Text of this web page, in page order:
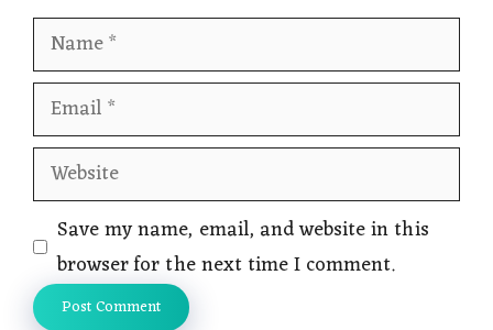
Name
Email
Website
Save my name, email, and website in this
browser for the next time I comment.